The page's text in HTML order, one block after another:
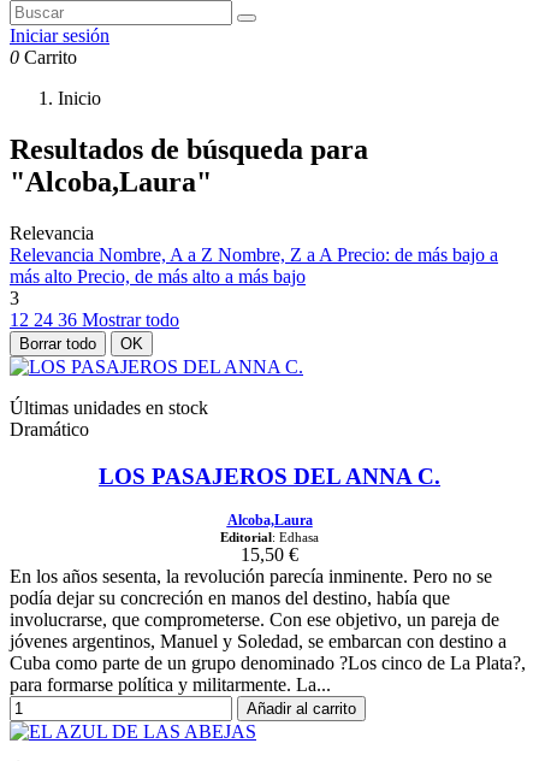
Iniciar sesión
0 Carrito
Inicio
Resultados de búsqueda para
"Alcoba,Laura"
Relevancia
Relevancia Nombre, A a Z Nombre, Z a A Precio: de más bajo a
más alto Precio, de más alto a más bajo
3
12 24 36 Mostrar todo
Borrar todo OK
Últimas unidades en stock
Dramático
LOS PASAJEROS DEL ANNA C.
Alcoba,Laura
Editorial : Edhasa
15,50 €
En los años sesenta, la revolución parecía inminente. Pero no se
podía dejar su concreción en manos del destino, había que
involucrarse, que comprometerse. Con ese objetivo, un pareja de
jóvenes argentinos, Manuel y Soledad, se embarcan con destino a
Cuba como parte de un grupo denominado ?Los cinco de La Plata?,
para formarse política y militarmente. La...
Añadir al carrito